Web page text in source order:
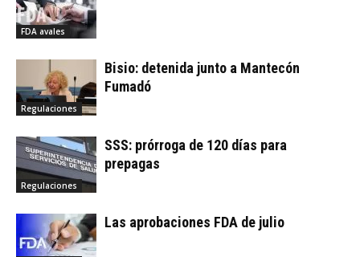
FDA avales
Regulaciones
Bisio: detenida junto a Mantecón
Fumadó
Regulaciones
SSS: prórroga de 120 días para
prepagas
Las aprobaciones FDA de julio